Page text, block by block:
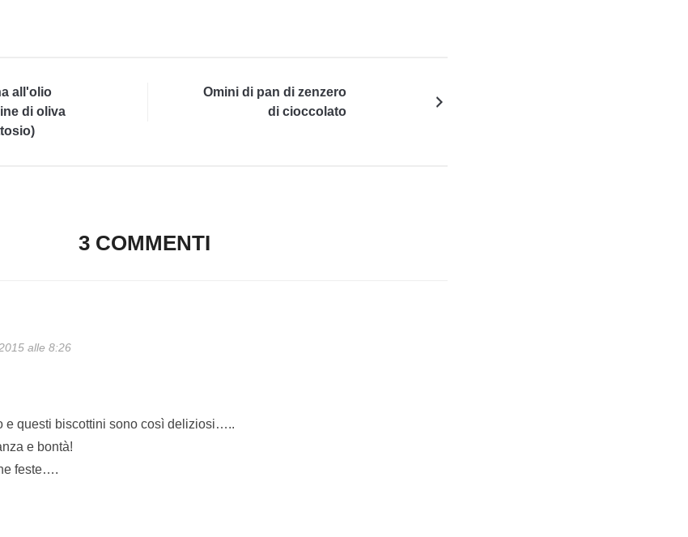
all'olio
di oliva
Omini di pan di zenzero
di cioccolato
3 COMMENTI
alle 8:26
e questi biscottini sono così deliziosi…..
e bontà!
feste….